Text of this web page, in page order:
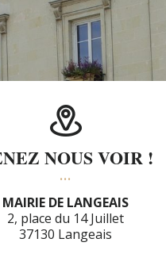
NOUS VOIR !
MAIRIE DE LANGEAIS
2, place du 14 Juillet
37130 Langeais